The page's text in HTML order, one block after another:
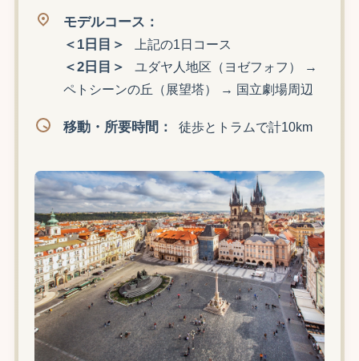
モデルコース：
＜1日目＞
上記の1日コース
＜2日目＞
ユダヤ人地区（ヨゼフォフ） →
ペトシーンの丘（展望塔） → 国立劇場周辺
移動・所要時間： 徒歩とトラムで計10km